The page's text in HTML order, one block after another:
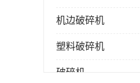
机边破碎机
塑料破碎机
破碎机